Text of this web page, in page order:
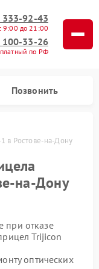
333-92-43
9:00 до 21:00
100-33-26
по РФ
Позвонить
в Ростове-на-Дону
на-Дону
при отказе
Trijicon
оптических